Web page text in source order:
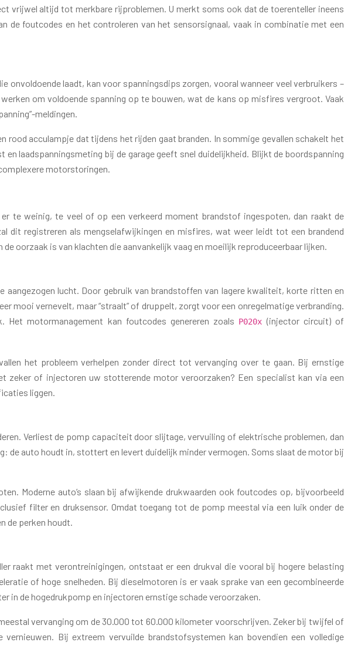
vrijwel altijd tot merkbare rijproblemen. U merkt soms ook dat de toerenteller ineens
foutcodes en het controleren van het sensorsignaal, vaak in combinatie met een
laadt, kan voor spanningsdips zorgen, vooral wanneer veel verbruikers –
om voldoende spanning op te bouwen, wat de kans op misfires vergroot. Vaak
meldingen.
acculampje dat tijdens het rijden gaat branden. In sommige gevallen schakelt het
laadspanningsmeting bij de garage geeft snel duidelijkheid. Blijkt de boordspanning
motorstoringen.
te weinig, te veel of op een verkeerd moment brandstof ingespoten, dan raakt de
dit registreren als mengselafwijkingen en misfires, wat weer leidt tot een brandend
oorzaak is van klachten die aanvankelijk vaag en moeilijk reproduceerbaar lijken.
lucht. Door gebruik van brandstoffen van lagere kwaliteit, korte ritten en
vernevelt, maar “straalt” of druppelt, zorgt voor een onregelmatige verbranding.
motormanagement kan foutcodes genereren zoals P020x (injector circuit) of
het probleem verhelpen zonder direct tot vervanging over te gaan. Bij ernstige
zeker of injectoren uw stotterende motor veroorzaken? Een specialist kan via een
liggen.
Verliest de pomp capaciteit door slijtage, vervuiling of elektrische problemen, dan
de auto houdt in, stottert en levert duidelijk minder vermogen. Soms slaat de motor bij
Moderne auto’s slaan bij afwijkende drukwaarden ook foutcodes op, bijvoorbeeld
filter en druksensor. Omdat toegang tot de pomp meestal via een luik onder de
de perken houdt.
raakt met verontreinigingen, ontstaat er een drukval die vooral bij hogere belasting
of hoge snelheden. Bij dieselmotoren is er vaak sprake van een gecombineerde
in de hogedrukpomp en injectoren ernstige schade veroorzaken.
vervanging om de 30.000 tot 60.000 kilometer voorschrijven. Zeker bij twijfel of
Bij extreem vervuilde brandstofsystemen kan bovendien een volledige